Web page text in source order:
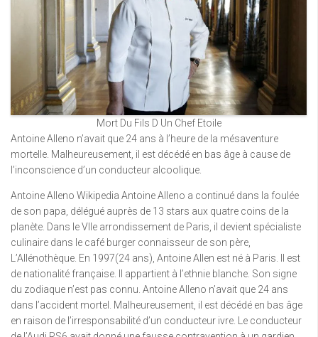
Mort Du Fils D Un Chef Etoile
Antoine Alleno n’avait que 24 ans à l’heure de la mésaventure
mortelle. Malheureusement, il est décédé en bas âge à cause de
l’inconscience d’un conducteur alcoolique.
Antoine Alleno Wikipedia Antoine Alleno a continué dans la foulée
de son papa, délégué auprès de 13 stars aux quatre coins de la
planète. Dans le VIIe arrondissement de Paris, il devient spécialiste
culinaire dans le café burger connaisseur de son père,
L’Allénothèque. En 1997(24 ans), Antoine Allen est né à Paris. Il est
de nationalité française. Il appartient à l’ethnie blanche. Son signe
du zodiaque n’est pas connu. Antoine Alleno n’avait que 24 ans
dans l’accident mortel. Malheureusement, il est décédé en bas âge
en raison de l’irresponsabilité d’un conducteur ivre. Le conducteur